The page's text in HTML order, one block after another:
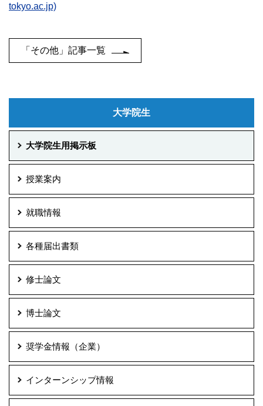
tokyo.ac.jp)
「その他」記事一覧
大学院生
大学院生用掲示板
授業案内
就職情報
各種届出書類
修士論文
博士論文
奨学金情報（企業）
インターンシップ情報